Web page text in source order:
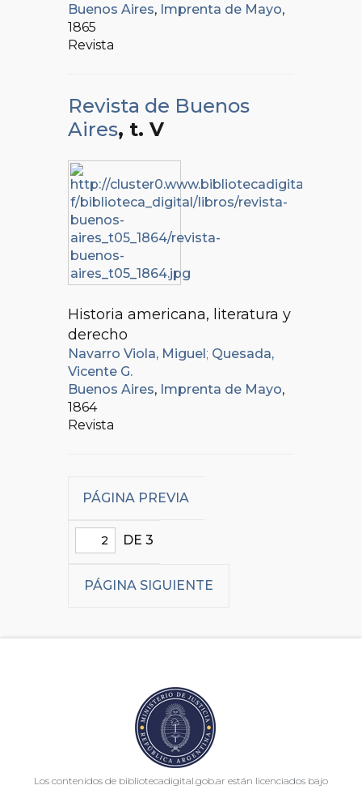
Buenos Aires, Imprenta de Mayo,
1865
Revista
Revista de Buenos
Aires, t. V
Historia americana, literatura y
derecho
Navarro Viola, Miguel ; Quesada,
Vicente G.
Buenos Aires, Imprenta de Mayo,
1864
Revista
PÁGINA PREVIA
DE 3
PÁGINA SIGUIENTE
Los contenidos de bibliotecadigital.gob.ar están licenciados bajo